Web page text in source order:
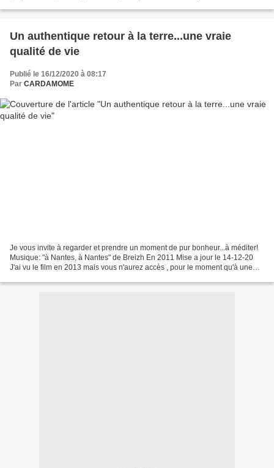
Un authentique retour à la terre...une vraie
qualité de vie
Publié le 16/12/2020 à 08:17
Par CARDAMOME
Je vous invite à regarder et prendre un moment de pur bonheur...à méditer!
Musique: "à Nantes, à Nantes" de Breizh En 2011 Mise a jour le 14-12-20
J'ai vu le film en 2013 mais vous n'aurez accès , pour le moment qu'à une